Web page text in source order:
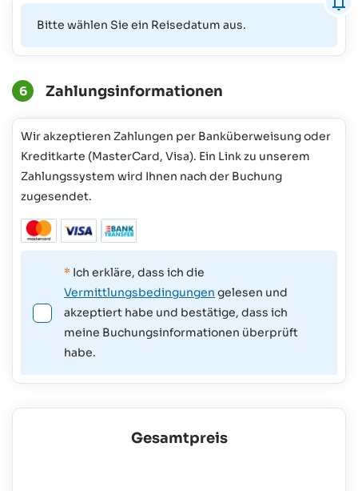
Bitte wählen Sie ein Reisedatum aus.
6 Zahlungsinformationen
Wir akzeptieren Zahlungen per Banküberweisung oder
Kreditkarte (MasterCard, Visa). Ein Link zu unserem
Zahlungssystem wird Ihnen nach der Buchung
zugesendet.
* Ich erkläre, dass ich die
Vermittlungsbedingungen gelesen und
akzeptiert habe und bestätige, dass ich
meine Buchungsinformationen überprüft
habe.
Gesamtpreis